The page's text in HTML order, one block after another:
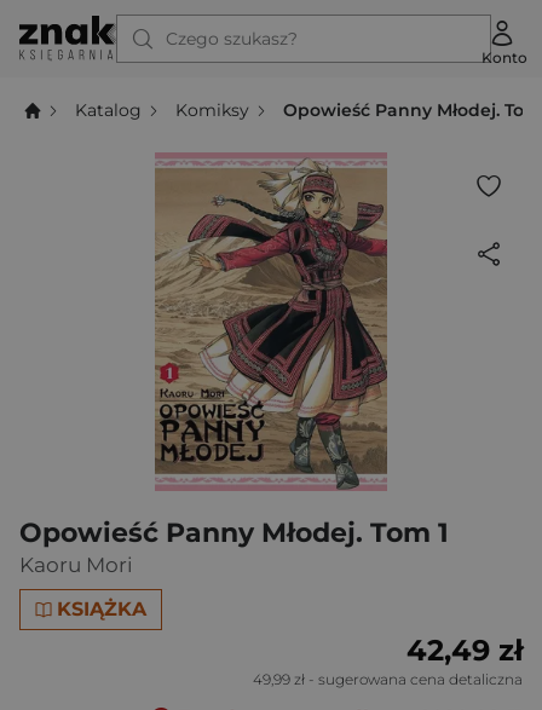
Czego szukasz?
Konto
Katalog Komiksy Opowieść Panny Młodej. Tom
Opowieść Panny Młodej. Tom 1
Kaoru Mori
KSIĄŻKA
42,49 zł
49,99 zł - sugerowana cena detaliczna